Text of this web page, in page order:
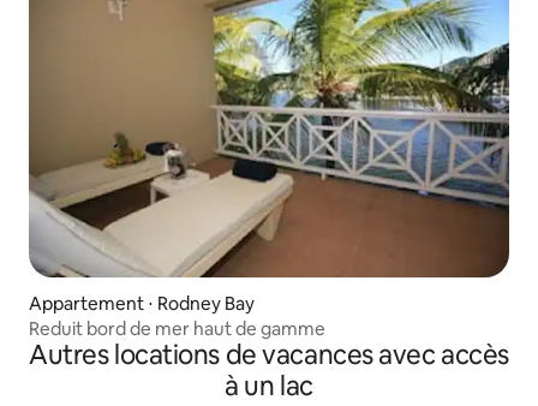
Appartement ⋅ Rodney Bay
Reduit bord de mer haut de gamme
Autres locations de vacances avec accès
à un lac